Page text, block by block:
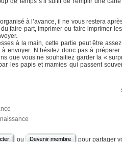
à l’avance, il ne vous restera
faire part, imprimer ou faire imprimer
à la main, cette partie peut être
envoyer. N’hésitez donc pas à
que vous ne souhaitiez garder la «
les papis et mamies qui passent
ou pour partager